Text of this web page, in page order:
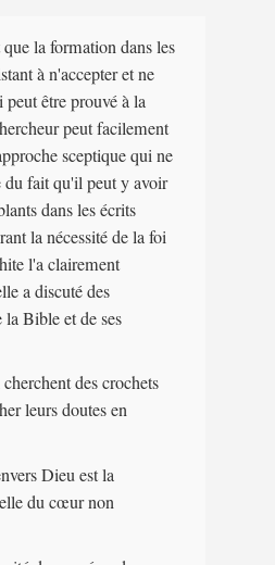
la formation dans les
à n'accepter et ne
être prouvé à la
peut facilement
sceptique qui ne
du fait qu'il peut y avoir
dans les écrits
la nécessité de la foi
l'a clairement
a discuté des
Bible et de ses
des crochets
leurs doutes en
Dieu est la
du cœur non